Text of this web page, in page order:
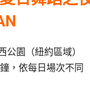
公園（紐約區域）
，依每日場次不同